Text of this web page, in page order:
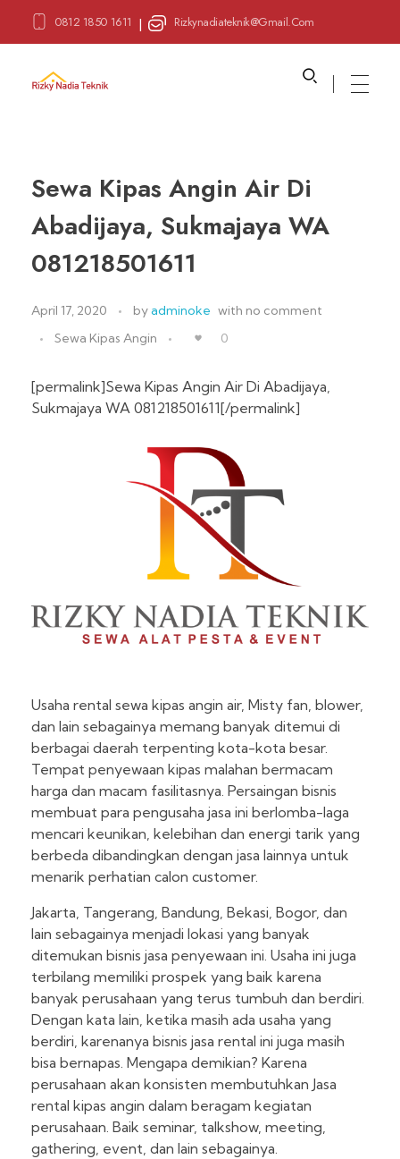
0812 1850 1611 | Rizkynadiateknik@gmail.com
Sewa Kipas Angin Air Di
Abadijaya, Sukmajaya WA
081218501611
April 17, 2020 byadminoke with no comment
Sewa Kipas Angin
0
[permalink]Sewa Kipas Angin Air Di Abadijaya,
Sukmajaya WA 081218501611[/permalink]
Usaha rental sewa kipas angin air, Misty fan, blower,
dan lain sebagainya memang banyak ditemui di
berbagai daerah terpenting kota-kota besar.
Tempat penyewaan kipas malahan bermacam
harga dan macam fasilitasnya. Persaingan bisnis
membuat para pengusaha jasa ini berlomba-laga
mencari keunikan, kelebihan dan energi tarik yang
berbeda dibandingkan dengan jasa lainnya untuk
menarik perhatian calon customer.
Jakarta, Tangerang, Bandung, Bekasi, Bogor, dan
lain sebagainya menjadi lokasi yang banyak
ditemukan bisnis jasa penyewaan ini. Usaha ini juga
terbilang memiliki prospek yang baik karena
banyak perusahaan yang terus tumbuh dan berdiri.
Dengan kata lain, ketika masih ada usaha yang
berdiri, karenanya bisnis jasa rental ini juga masih
bisa bernapas. Mengapa demikian? Karena
perusahaan akan konsisten membutuhkan Jasa
rental kipas angin dalam beragam kegiatan
perusahaan. Baik seminar, talkshow, meeting,
gathering, event, dan lain sebagainya.